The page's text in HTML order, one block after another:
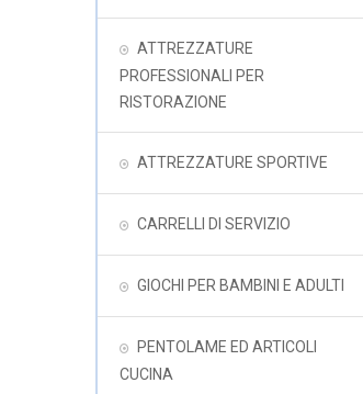
ATTREZZATURE
PROFESSIONALI PER
RISTORAZIONE
ATTREZZATURE SPORTIVE
CARRELLI DI SERVIZIO
GIOCHI PER BAMBINI E ADULTI
PENTOLAME ED ARTICOLI
CUCINA